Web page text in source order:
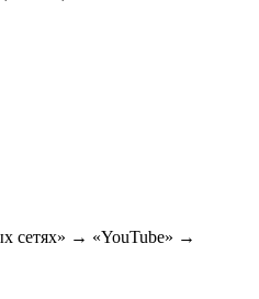
сетях» → «YouTube» →